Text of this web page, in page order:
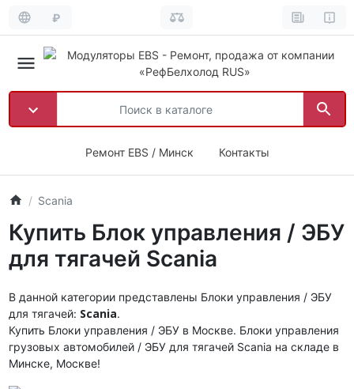
₽
Ремонт EBS / Минск Контакты
Scania
Купить Блок управления / ЭБУ
для тягачей Scania
В данной категории представлены Блоки управления / ЭБУ
для тягачей: Scania.
Купить Блоки управления / ЭБУ в Москве. Блоки управления
грузовых автомобилей / ЭБУ для тягачей Scania на складе в
Минске, Москве!